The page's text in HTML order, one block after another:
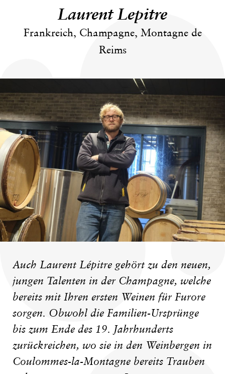
Laurent Lepitre
Frankreich, Champagne, Montagne de
Reims
Auch Laurent Lépitre gehört zu den neuen,
jungen Talenten in der Champagne, welche
bereits mit Ihren ersten Weinen für Furore
sorgen. Obwohl die Familien-Ursprünge
bis zum Ende des 19. Jahrhunderts
zurückreichen, wo sie in den Weinbergen in
Coulommes-la-Montagne bereits Trauben
ÜBER UNS